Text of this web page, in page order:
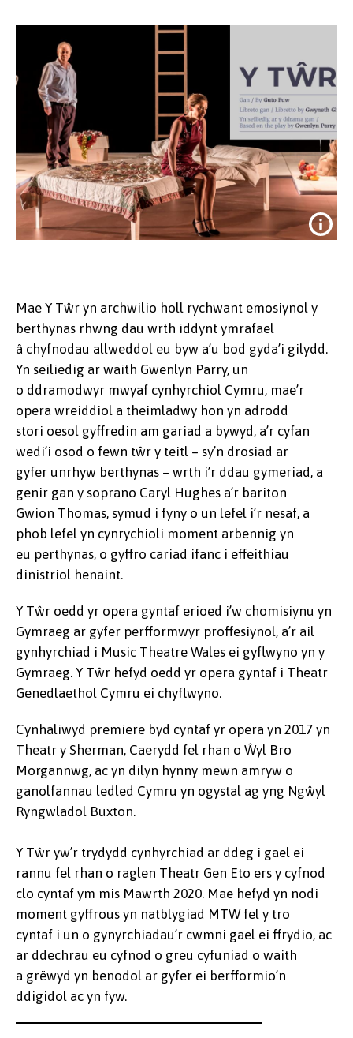
Credit: Clive Barda
Mae Y Tŵr yn archwilio holl rychwant emosiynol y
berthynas rhwng dau wrth iddynt ymrafael
â chyfnodau allweddol eu byw a’u bod gyda’i gilydd.
Yn seiliedig ar waith Gwenlyn Parry, un
o ddramodwyr mwyaf cynhyrchiol Cymru, mae’r
opera wreiddiol a theimladwy hon yn adrodd
stori oesol gyffredin am gariad a bywyd, a’r cyfan
wedi’i osod o fewn tŵr y teitl – sy’n drosiad ar
gyfer unrhyw berthynas – wrth i’r ddau gymeriad, a
genir gan y soprano Caryl Hughes a’r bariton
Gwion Thomas, symud i fyny o un lefel i’r nesaf, a
phob lefel yn cynrychioli moment arbennig yn
eu perthynas, o gyffro cariad ifanc i effeithiau
dinistriol henaint.
Y Tŵr oedd yr opera gyntaf erioed i’w chomisiynu yn
Gymraeg ar gyfer perfformwyr proffesiynol, a’r ail
gynhyrchiad i Music Theatre Wales ei gyflwyno yn y
Gymraeg. Y Tŵr hefyd oedd yr opera gyntaf i Theatr
Genedlaethol Cymru ei chyflwyno.
Cynhaliwyd premiere byd cyntaf yr opera yn 2017 yn
Theatr y Sherman, Caerydd fel rhan o Ŵyl Bro
Morgannwg, ac yn dilyn hynny mewn amryw o
ganolfannau ledled Cymru yn ogystal ag yng Ngŵyl
Ryngwladol Buxton.
Y Tŵr yw’r trydydd cynhyrchiad ar ddeg i gael ei
rannu fel rhan o raglen Theatr Gen Eto ers y cyfnod
clo cyntaf ym mis Mawrth 2020. Mae hefyd yn nodi
moment gyffrous yn natblygiad MTW fel y tro
cyntaf i un o gynyrchiadau’r cwmni gael ei ffrydio, ac
ar ddechrau eu cyfnod o greu cyfuniad o waith
a grëwyd yn benodol ar gyfer ei berfformio’n
ddigidol ac yn fyw.